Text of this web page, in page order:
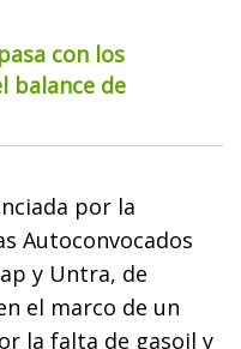
con los
balance de
por la
Autoconvocados
y Untra, de
el marco de un
la falta de gasoil y